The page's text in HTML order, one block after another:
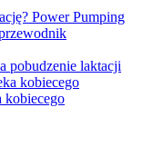
Power Pumping
pobudzenie laktacji
kobiecego